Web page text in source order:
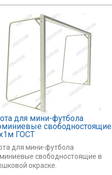
для мини-футбола
свободностоящие
ГОСТ
для мини-футбола
свободностоящие в
окраске.